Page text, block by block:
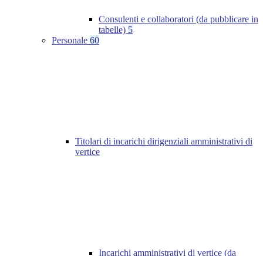
Consulenti e collaboratori (da pubblicare in
tabelle) 5
Personale 60
Titolari di incarichi dirigenziali amministrativi di
vertice
Incarichi amministrativi di vertice (da